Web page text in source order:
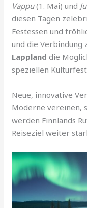
Vappu(1. Mai) und
diesen Tagen
Festessen und
und die Verbindung
Lappland die
speziellen
Neue, innovative
Moderne vereinen,
werden Finnlands
Reiseziel weiter